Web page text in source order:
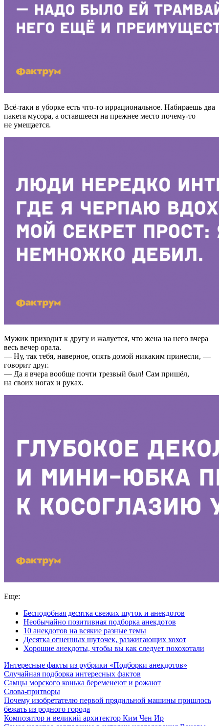
Всё-таки в уборке есть что-то иррациональное. Набираешь два
пакета мусора, а оставшееся на прежнее место почему-то
не умещается.
Мужик приходит к другу и жалуется, что жена на него вчера
весь вечер орала.
— Ну, так тебя, наверное, опять домой никаким принесли, —
говорит друг.
— Да я вчера вообще почти трезвый был! Сам пришёл,
на своих ногах и руках.
Еще:
Бесподобная десятка свежих шуток и анекдотов
Необычайно позитивная подборка анекдотов
10 анекдотов на всякие разные темы
Десятка огненных шуточек, разжигающих хохот
Хорошие анекдоты, чтобы вы как следует похохотали
Интересные факты из рубрики «Подборки анекдотов»
Случайная подборка интересных фактов
Самцы морского конька беременеют и рожают
Слова-притворы
Почему изобретателю первой прядильной машины пришлось
бежать из родного города
Композитор и великий архитектор Ким Чен Ир